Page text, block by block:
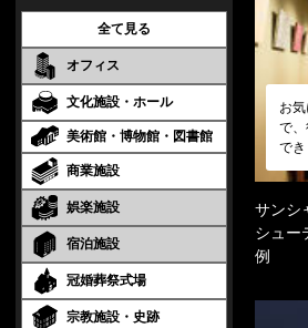
全て見る
オフィス
文化施設・ホール
美術館・博物館・図書館
商業施設
娯楽施設
宿泊施設
冠婚葬祭式場
宗教施設・史跡
お
で
で
サン
シュー
例